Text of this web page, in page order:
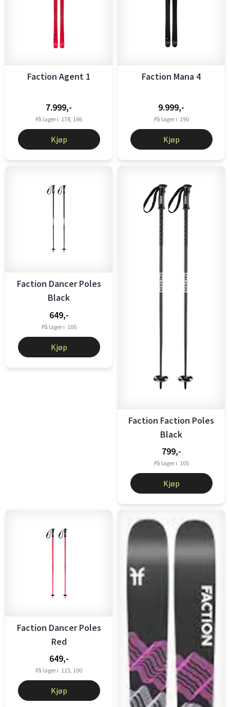
Faction Agent 1
7.999,-
På lager i 178, 186
Kjøp
Faction Mana 4
9.999,-
På lager i 190
Kjøp
Faction Dancer Poles
Black
649,-
På lager i 100
Kjøp
Faction Faction Poles
Black
799,-
På lager i 105
Kjøp
Faction Dancer Poles
Red
649,-
På lager i 115, 100
Kjøp